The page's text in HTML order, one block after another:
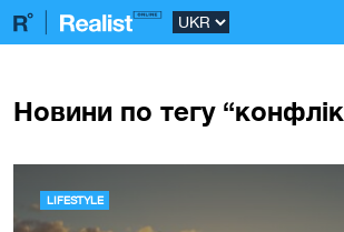
Новини по тегу
LIFESTYLE